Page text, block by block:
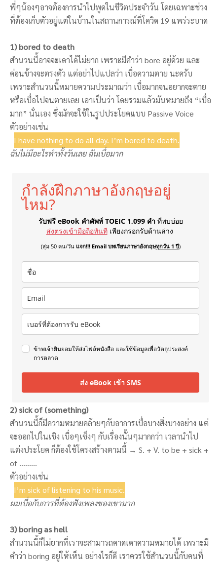
พี่ๆน้องๆอาจต้องการนำไปพูดในชีวิตประจำวัน โดยเฉพาะช่วง
ที่ต้องเก็บตัวอยู่แต่ในบ้านในสถานการณ์ที่โควิด 19 แพร่ระบาด
1) bored to death
สำนวนนี้อาจจะเดาได้ไม่ยาก เพราะมีคำว่า bore อยู่ด้วย และ
ค่อนข้างจะตรงตัว แต่อย่าไปแปลว่า เบื่อความตาย นะครับ
เพราะสำนวนนี้หมายความประมาณว่า เบื่อมากจนอยากจะตาย
หรือเบื่อไปจนตายเลย เอาเป็นว่า โดยรวมแล้วมันหมายถึง “เบื่อ
มาก” นั่นเอง ซึ่งมักจะใช้ในรูปประโยคแบบ Passive Voice
ตัวอย่างเช่น
I have nothing to do all day. I’m bored to death.
ฉันไม่มีอะไรทำทั้งวันเลย ฉันเบื่อมาก
กำลังฝึกภาษาอังกฤษอยู่
ไหม?
รับฟรี eBook คำศัพท์ TOEIC 1,099 คำ ที่พบบ่อย
ส่งตรงเข้ามือถือทันที เพียงกรอกรับด้านล่าง
(สุ่ม 50 คน/วัน แจก!!! Email บทเรียนภาษาอังกฤษทุกวัน 1 ปี)
ข้าพเจ้ายินยอมให้ส่งไฟล์หนังสือ และใช้ข้อมูลเพื่อวัตถุประสงค์
การตลาด
ส่ง eBook เข้า SMS
2) sick of (something)
สำนวนนี้ก็มีความหมายคล้ายๆกับอาการเบื่อบางสิ่งบางอย่าง แต่
จะออกไปในเชิง เบื่อๆเซ็งๆ กับเรื่องนั้นๆมากกว่า เวลานำไป
แต่งประโยค ก็ต้องใช้โครงสร้างตามนี้ → S. + V. to be + sick +
of ………
ตัวอย่างเช่น
I’m sick of listening to his music.
ผมเบื่อกับการที่ต้องฟังเพลงของเขามาก
3) boring as hell
สำนวนนี้ก็ไม่ยากที่เราจะสามารถคาดเดาความหมายได้ เพราะมี
คำว่า boring อยู่ให้เห็น อย่างไรก็ดี เราควรใช้สำนวนนี้กับคนที่